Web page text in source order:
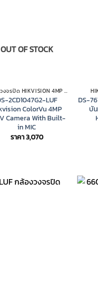
OUT OF STOCK
กล้องวงจรปิด HIKVISION 4MP COLORVU IP CAMERA
2CD1047G2-LUF
ColorVu 4MP
Camera With Built-
in MIC
ราคา3,070
DS-
บั